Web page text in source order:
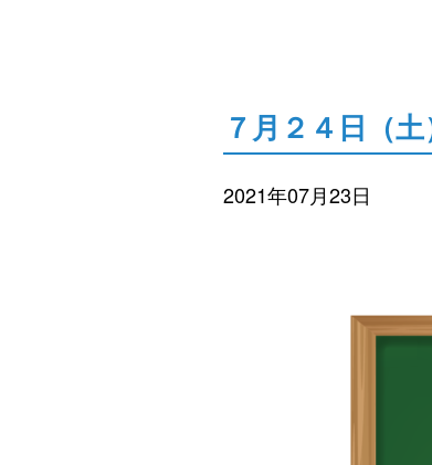
７月２４日（
2021年07月23日